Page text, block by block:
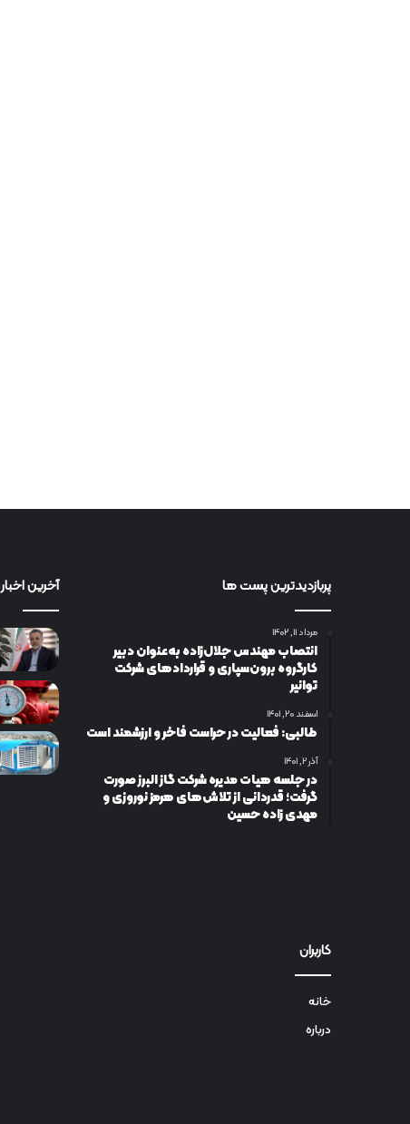
پربازدیدترین پست ها
مرداد ۱۱, ۱۴۰۲
انتصاب مهندس جلال‌زاده به‌عنوان دبیر
كارگروه برون‌سپاری و قراردادهای شركت
توانیر
اسفند ۲۰, ۱۴۰۱
طالبی: فعالیت در حراست فاخر و ارزشمند است
آذر ۲, ۱۴۰۱
در جلسه هیات مدیره شرکت گاز البرز صورت
گرفت؛ قدردانی از تلاش‌های هرمز نوروزی و
مهدی زاده حسین
آخرین اخبار
کاربران
خانه
درباره